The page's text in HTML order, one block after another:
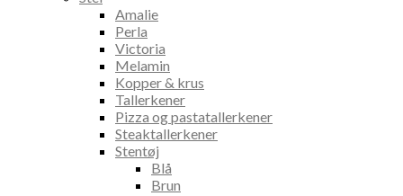
Amalie
Perla
Victoria
Melamin
Kopper & krus
Tallerkener
Pizza og pastatallerkener
Steaktallerkener
Stentøj
Blå
Brun